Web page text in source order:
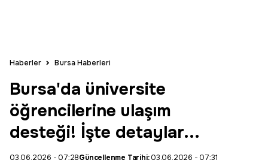
Haberler Bursa Haberleri
Bursa'da üniversite
öğrencilerine ulaşım
desteği! İşte detaylar...
03.06.2026 - 07:28Güncellenme Tarihi:03.06.2026 - 07:31